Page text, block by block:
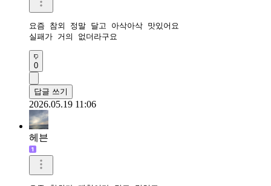
요즘 참외 정말 달고 아삭아삭 맛있어요
실패가 거의 없더라구요
0
답글 쓰기
2026.05.19 11:06
헤븐